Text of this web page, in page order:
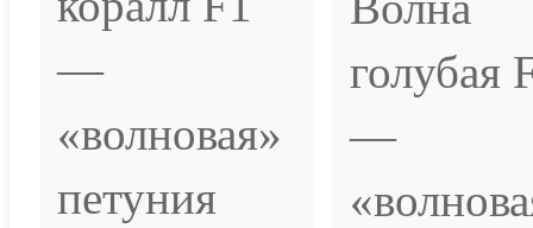
—
«волновая»
петуния
голубая
—